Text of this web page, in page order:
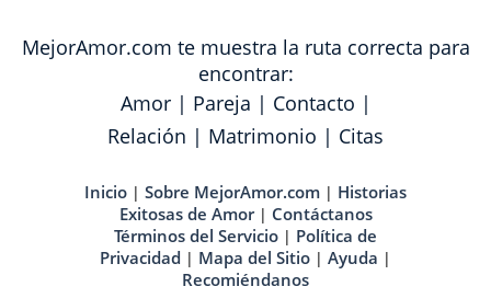
MejorAmor.com te muestra la ruta correcta para
encontrar:
Amor| Pareja | Contacto |
Relación | Matrimonio | Citas
Inicio | Sobre MejorAmor.com | Historias
Exitosas de Amor| Contáctanos
Términos del Servicio | Política de
Privacidad | Mapa del Sitio | Ayuda |
Recomiéndanos